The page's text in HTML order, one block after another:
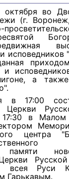
во
(г.
исповедников
и
а
в 17:00
Церкви
в Малом
центра
памяти
всея Руси
Гарькавым.